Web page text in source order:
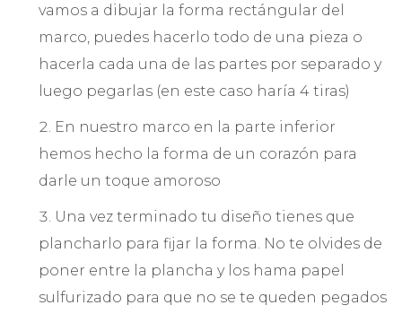
vamos a dibujar la forma rectángular del
marco, puedes hacerlo todo de una pieza o
hacerla cada una de las partes por separado y
luego pegarlas (en este caso haría 4 tiras)
En nuestro marco en la parte inferior
hemos hecho la forma de un corazón para
darle un toque amoroso
Una vez terminado tu diseño tienes que
plancharlo para fijar la forma. No te olvides de
poner entre la plancha y los hama papel
sulfurizado para que no se te queden pegados